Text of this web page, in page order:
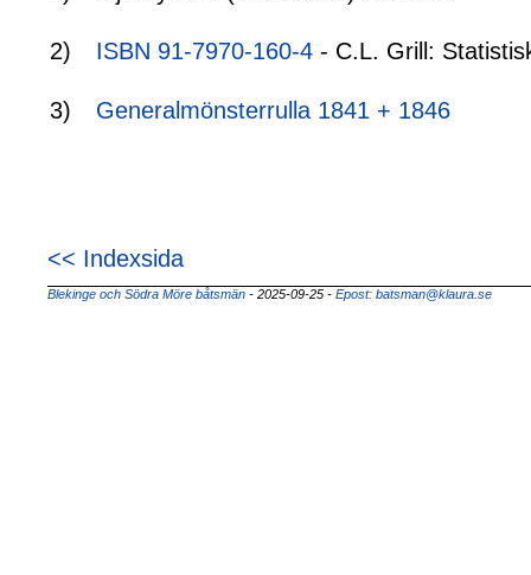
2) ISBN 91-7970-160-4 - C.L. Grill:
3) Generalmönsterrulla 1841 + 1846
<< Indexsida
Blekinge och Södra Möre båtsmän - 2025-09-25 - Epost: batsman@klaura.se